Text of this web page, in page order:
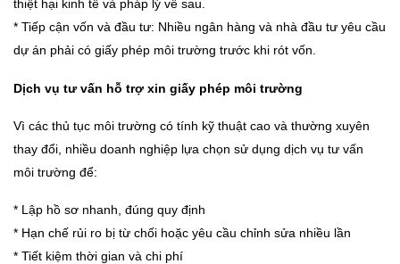
thiệt hại kinh tế và pháp lý về sau.
* Tiếp cận vốn và đầu tư: Nhiều ngân hàng và nhà đầu tư yêu cầu
dự án phải có giấy phép môi trường trước khi rót vốn.
Dịch vụ tư vấn hỗ trợ xin giấy phép môi trường
Vì các thủ tục môi trường có tính kỹ thuật cao và thường xuyên
thay đổi, nhiều doanh nghiệp lựa chọn sử dụng dịch vụ tư vấn
môi trường để:
* Lập hồ sơ nhanh, đúng quy định
* Hạn chế rủi ro bị từ chối hoặc yêu cầu chỉnh sửa nhiều lần
* Tiết kiệm thời gian và chi phí